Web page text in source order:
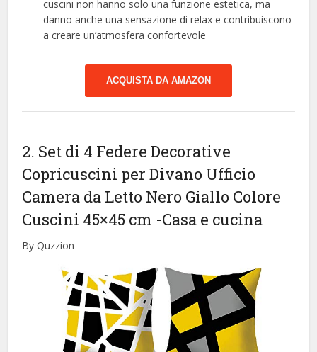
cuscini non hanno solo una funzione estetica, ma
danno anche una sensazione di relax e contribuiscono
a creare un’atmosfera confortevole
ACQUISTA DA AMAZON
2. Set di 4 Federe Decorative
Copricuscini per Divano Ufficio
Camera da Letto Nero Giallo Colore
Cuscini 45×45 cm -Casa e cucina
By Quzzion